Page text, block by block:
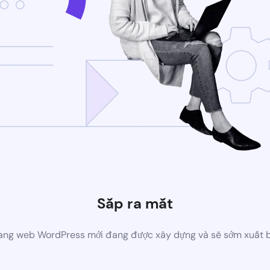
Sắp ra mắt
web WordPress mới đang được xây dựng và sẽ sớm xuất